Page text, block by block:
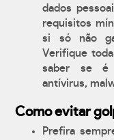
dados
requisitos
si só não
Verifique
saber se é
antívirus,
Como evitar
Prefira